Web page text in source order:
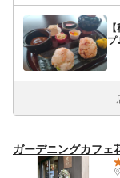
ガーデニングカフェ